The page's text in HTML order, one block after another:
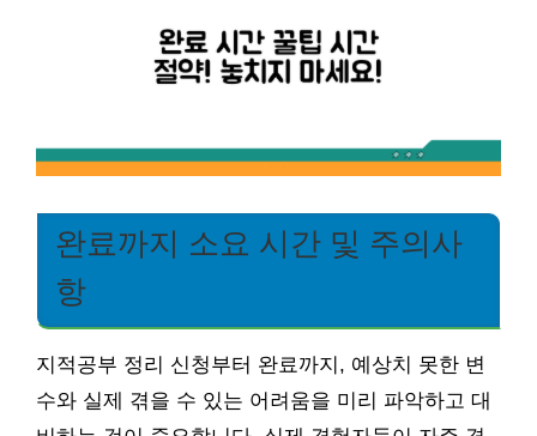
완료까지 소요 시간 및 주의사
항
지적공부 정리 신청부터 완료까지, 예상치 못한 변
수와 실제 겪을 수 있는 어려움을 미리 파악하고 대